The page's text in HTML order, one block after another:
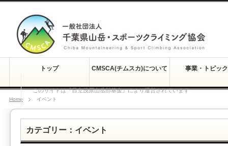
このサイトは『日立茂原山岳部基金』により運営されています
トップ CMSCA(チムスカ)について 事業・トピッ
Home イベント
カテゴリー：イベント